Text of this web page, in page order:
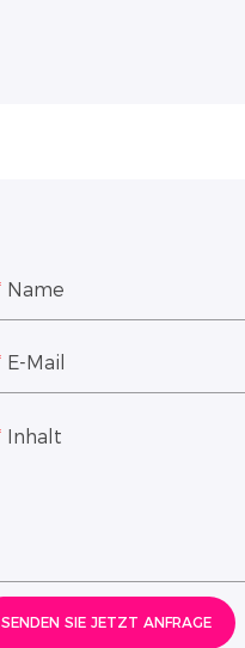
Name
E-Mail
Inhalt
SENDEN SIE JETZT ANFRAGE